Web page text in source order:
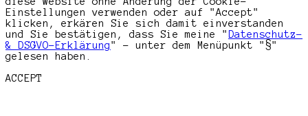
Einstellungen verwenden oder auf "Accept"
klicken, erkären Sie sich damit einverstanden
und Sie bestätigen, dass Sie meine " Datenschutz-
& DSGVO-Erklärung" - unter dem Menüpunkt "§"
gelesen haben.
ACCEPT